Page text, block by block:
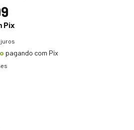
Pix
pagando com Pix